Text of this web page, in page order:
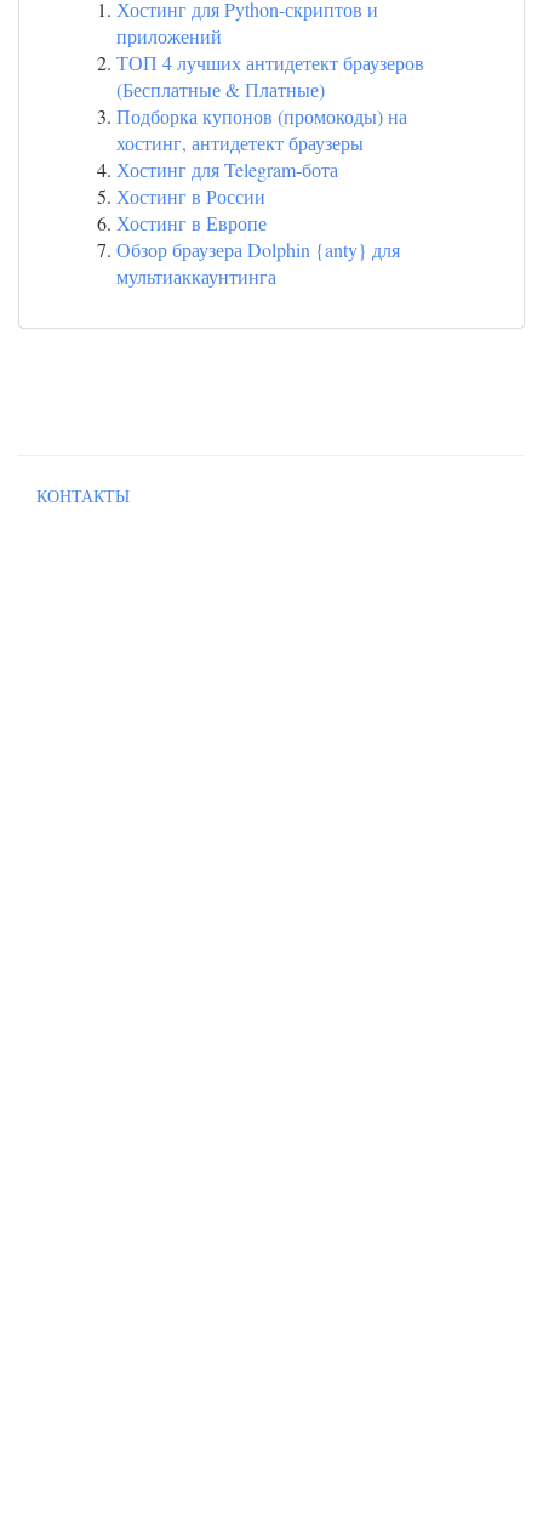
Хостинг для Python-скриптов и
приложений
ТОП 4 лучших антидетект браузеров
(Бесплатные & Платные)
Подборка купонов (промокоды) на
хостинг, антидетект браузеры
Хостинг для Telegram-бота
Хостинг в России
Хостинг в Европе
Обзор браузера Dolphin {anty} для
мультиаккаунтинга
КОНТАКТЫ